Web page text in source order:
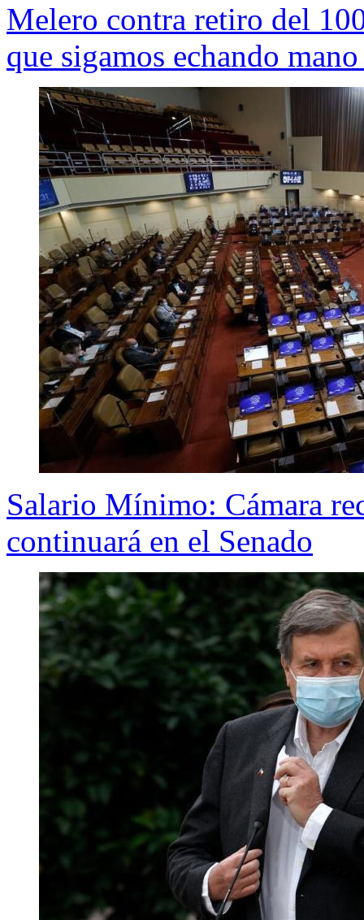
Melero contra retiro del
que sigamos echando
Salario Mínimo: Cámara
continuará en el Senado